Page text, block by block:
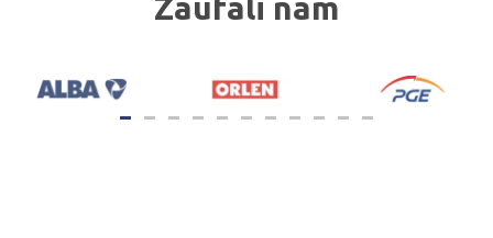
Zaufali nam